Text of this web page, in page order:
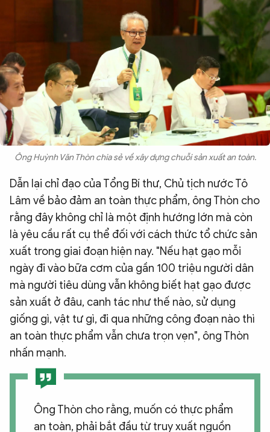
Ông Huỳnh Văn Thòn chia sẻ về xây dựng chuỗi sản xuất an toàn.
Dẫn lại chỉ đạo của Tổng Bí thư, Chủ tịch nước Tô
Lâm về bảo đảm an toàn thực phẩm, ông Thòn cho
rằng đây không chỉ là một định hướng lớn mà còn
là yêu cầu rất cụ thể đối với cách thức tổ chức sản
xuất trong giai đoạn hiện nay. "Nếu hạt gạo mỗi
ngày đi vào bữa cơm của gần 100 triệu người dân
mà người tiêu dùng vẫn không biết hạt gạo được
sản xuất ở đâu, canh tác như thế nào, sử dụng
giống gì, vật tư gì, đi qua những công đoạn nào thì
an toàn thực phẩm vẫn chưa trọn vẹn", ông Thòn
nhấn mạnh.
Ông Thòn cho rằng, muốn có thực phẩm
an toàn, phải bắt đầu từ truy xuất nguồn